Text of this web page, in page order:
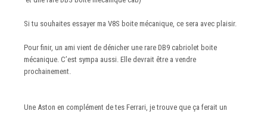
Si tu souhaites essayer ma V8S boite mécanique, ce sera avec plaisir.
Pour finir, un ami vient de dénicher une rare DB9 cabriolet boite
mécanique. C’est sympa aussi. Elle devrait être a vendre
prochainement.
Une Aston en complément de tes Ferrari, je trouve que ça ferait un